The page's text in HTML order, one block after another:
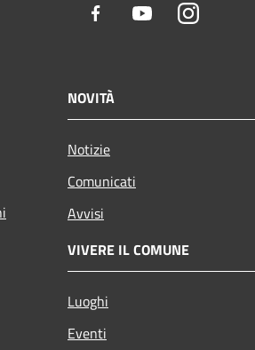
Facebook YoutubeInstagram
NOVITÀ
Notizie
Comunicati
Avvisi
VIVERE IL COMUNE
Luoghi
Eventi